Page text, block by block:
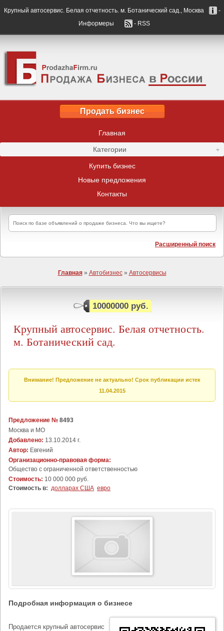
Крупный автосервис. Белая отчетность. м. Ботанический сад., Москва
-
Информеры
- RSS
Продать бизнес
Главная
Категории
Купить бизнес
Новые предложения
Контакты
Расширенный поиск
Главная» Автобизнес» Автосервисы
10000000 руб.
Крупный автосервис. Белая отчетность.
м. Ботанический сад.
Внимание! Предложение не актуально! Срок публикации истек
11.04.2015
Предложение № 8493
Москва и МО
Добавлено: 13.10.2014 г.
Автор: Евгений
Организационно-правовая форма:
Общество с ограниченной ответственностью
Стоимость: 10 000 000 руб.
Стоимость в: долларах США евро
Подробная информация о бизнесе
Продается крупный автосервис